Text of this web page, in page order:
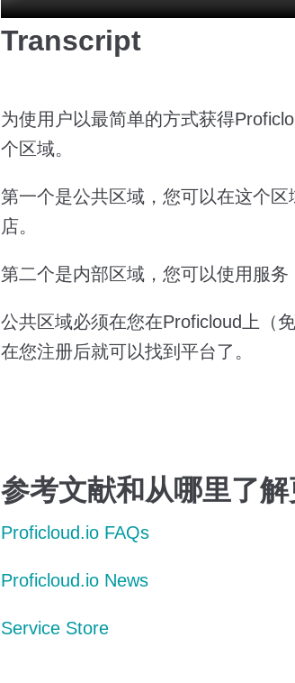
Transcript
为使用户以最简单的方式获得
个区域。
第一个是公共区域，您可以在这个
店。
第二个是内部区域，您可以使用服务
公共区域必须在您在Proficloud上（
在您注册后就可以找到平台了。
参考文献和从哪里了
Proficloud.io FAQs
Proficloud.io News
Service Store